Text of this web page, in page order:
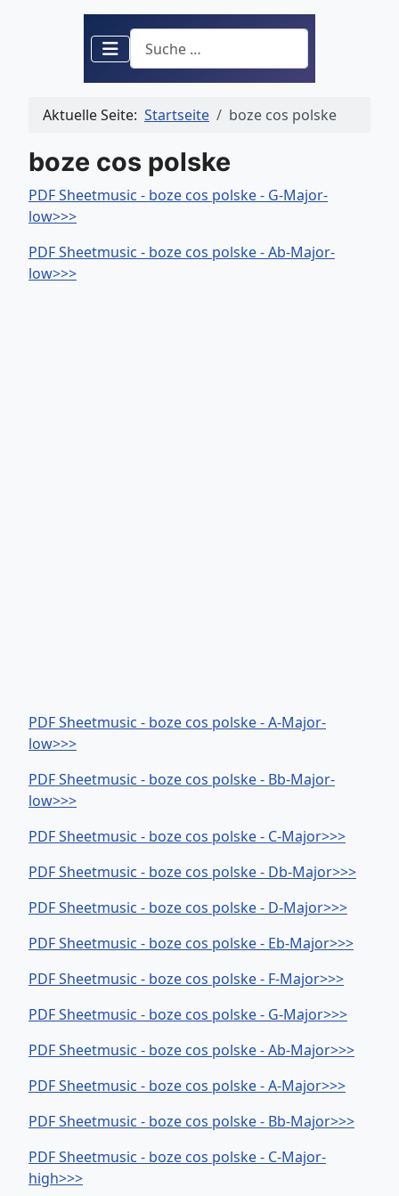
Suchen
Aktuelle Seite: Startseite boze cos polske
boze cos polske
PDF Sheetmusic - boze cos polske - G-Major-
low>>>
PDF Sheetmusic - boze cos polske - Ab-Major-
low>>>
PDF Sheetmusic - boze cos polske - A-Major-
low>>>
PDF Sheetmusic - boze cos polske - Bb-Major-
low>>>
PDF Sheetmusic - boze cos polske - C-Major>>>
PDF Sheetmusic - boze cos polske - Db-Major>>>
PDF Sheetmusic - boze cos polske - D-Major>>>
PDF Sheetmusic - boze cos polske - Eb-Major>>>
PDF Sheetmusic - boze cos polske - F-Major>>>
PDF Sheetmusic - boze cos polske - G-Major>>>
PDF Sheetmusic - boze cos polske - Ab-Major>>>
PDF Sheetmusic - boze cos polske - A-Major>>>
PDF Sheetmusic - boze cos polske - Bb-Major>>>
PDF Sheetmusic - boze cos polske - C-Major-
high>>>